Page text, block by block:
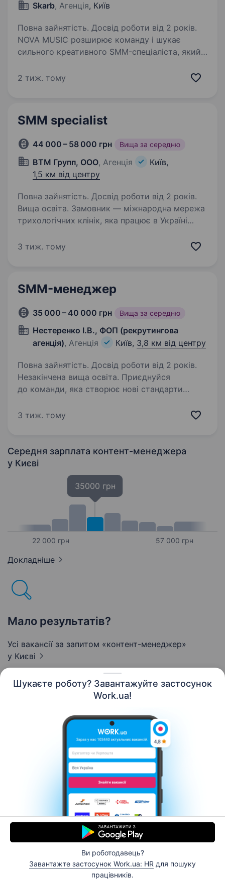
Шукаєте роботу? Завантажуйте застосунок
Work.ua!
Ви роботодавець?
Завантажте застосунок Work.ua: HR для пошуку
працівників.
Skarb, Агенція, Київ
Повна зайнятість. Досвід роботи від 2 років.
NOVA MUSIC розширює команду і шукає
сильного креативного SMM-спеціаліста, який
та проєктами лейблу. Це роль для людини, яка
2 тиж. тому
SMM specialist
44 000 – 58 000 грн Вища за середню
ВТМ Групп, ООО, Агенція
Київ,
1,5 км від центру
Повна зайнятість. Досвід роботи від 2 років.
Вища освіта. Замовник — міжнародна мережа
трихологічних клінік, яка працює в Україні
випадіння волосся без трансплантації, маємо
3 тиж. тому
SMM-менеджер
35 000 – 40 000 грн Вища за середню
Нестеренко І.В., ФОП (рекрутингова
агенція), Агенція Київ, 3,8 км від центру
Повна зайнятість. Досвід роботи від 2 років.
Незакінчена вища освіта. Приєднуйся
до команди, яка створює нові стандарти
Aesthetics — ексклюзивний дистриб’ютор
3 тиж. тому
Середня зарплата контент-менеджера
у Києві
22 000 грн
35000 грн
57 000 грн
Докладніше
Мало результатів?
Усі вакансії за запитом «контент-менеджер»
у Києві
Контакти Про нас
Кар’єра
Допомога Умови використання
© 2006–2026 Work.ua. Сервіс пошуку роботи №1 в